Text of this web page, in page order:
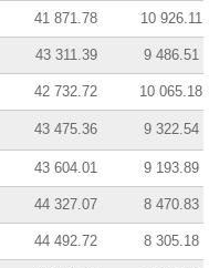
41 871.78 10 926.11
43 311.39 9 486.51
42 732.72 10 065.18
43 475.36 9 322.54
43 604.01 9 193.89
44 327.07 8 470.83
44 492.72 8 305.18